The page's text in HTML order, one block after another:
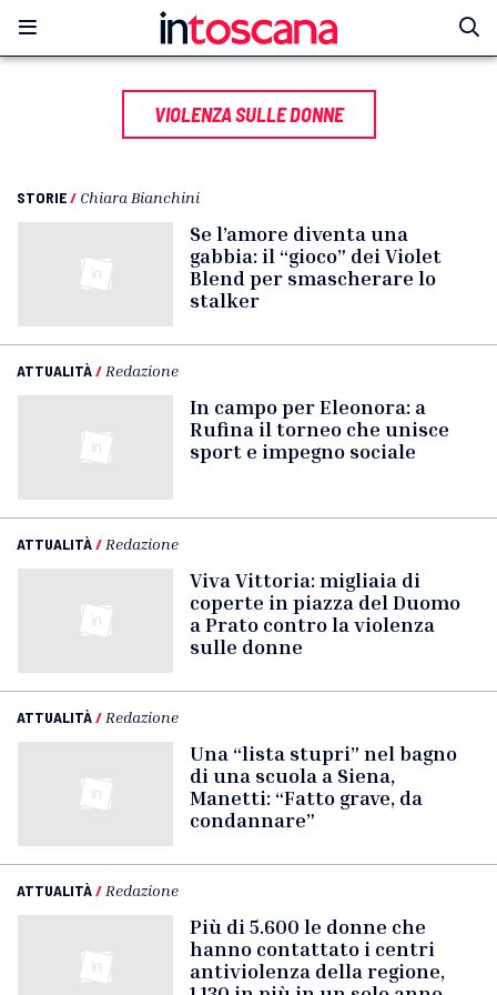
VIOLENZA SULLE DONNE
STORIE/ Chiara Bianchini
Se l’amore diventa una
gabbia: il “gioco” dei Violet
Blend per smascherare lo
stalker
ATTUALITÀ/ Redazione
In campo per Eleonora: a
Rufina il torneo che unisce
sport e impegno sociale
ATTUALITÀ/ Redazione
Viva Vittoria: migliaia di
coperte in piazza del Duomo
a Prato contro la violenza
sulle donne
ATTUALITÀ/ Redazione
Una “lista stupri” nel bagno
di una scuola a Siena,
Manetti: “Fatto grave, da
condannare”
ATTUALITÀ/ Redazione
Più di 5.600 le donne che
hanno contattato i centri
antiviolenza della regione,